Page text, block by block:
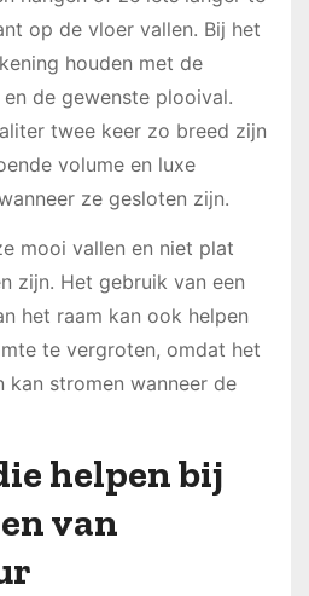
op de vloer vallen. Bij het
houden met de
de gewenste plooival.
twee keer zo breed zijn
volume en luxe
ze gesloten zijn.
mooi vallen en niet plat
zijn. Het gebruik van een
het raam kan ook helpen
te vergroten, omdat het
kan stromen wanneer de
helpen bij
van